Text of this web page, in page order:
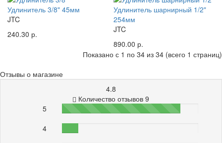
Удлинитель 3/8" 45мм
JTC
240.30 р.
Удлинитель шарнирный 1/2"
254мм
JTC
890.00 р.
Показано с 1 по 34 из 34 (всего 1 страниц)
Отзывы о магазине
4.8
Количество отзывов 9
5
87%
4